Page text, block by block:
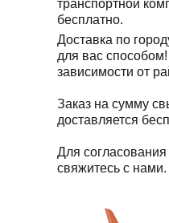
транспортной
бесплатно.
Доставка по
для вас
зависимости от
Заказ на сумму
доставляется
Для
свяжитесь с нами.